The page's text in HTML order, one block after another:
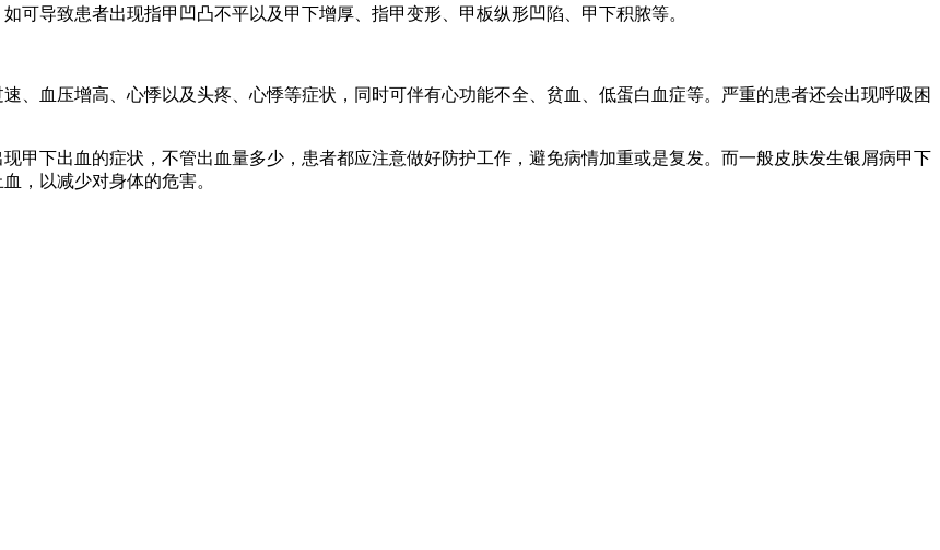
可导致患者出现指甲凹凸不平以及甲下增厚、指甲变形、甲板纵形凹陷、甲下积脓等。
、血压增高、心悸以及头疼、心悸等症状，同时可伴有心功能不全、贫血、低蛋白血症等。严重的患者还会出现呼吸困
甲下出血的症状，不管出血量多少，患者都应注意做好防护工作，避免病情加重或是复发。而一般皮肤发生银屑病甲下
，以减少对身体的危害。